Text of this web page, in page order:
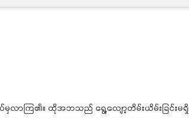
၏။ ထိုအဘသည် ရွေ့လျော့တိမ်းယိမ်းခြင်းမရှိ၊ ပ